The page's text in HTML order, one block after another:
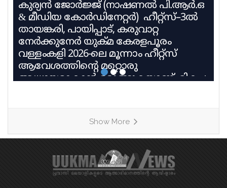
കുര്യൻ ജോർജ്ജ് (നാഷണൽ പി.ആർ.ഒ
& മീഡിയ കോർഡിനേറ്റർ) ഹീറ്റ്സ്–3ൽ
തായങ്കരി, പായിപ്പാട്, കരുവാറ്റ
നേർക്കുനേർ യുക്മ കേരളപൂരം
വള്ളംകളി 2026-ലെ മൂന്നാം ഹീറ്റ്സ്
ആവേശത്തിന്റെ മറ്റൊരു
അധ്യായമാകാൻ ഒരുങ്ങുകയാണ്. മികച്ച
എത്തുന്നത്. തായങ്കരി, പായിപ്പാട്,
കരുവാറ്റ എന്നീ ചരിത്രപ്രസിദ്ധമായ
ചുണ്ടൻവള്ളങ്ങളുടെ പേരിലാണ്
യുകെയിലെ പ്രമുഖ ബോട്ട് ക്ലബ്ബുകൾ
ശക്തി തെളിയിക്കാൻ എത്തുന്നത്.
Show More